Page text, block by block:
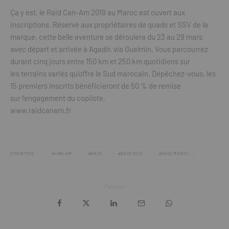
Ça y est, le Raid Can-Am 2019 au Maroc est ouvert aux
inscriptions. Réservé aux propriétaires de quads et SSV de la
marque, cette belle aventure se déroulera du 23 au 29 mars
avec départ et arrivée à Agadir, via Guelmin. Vous parcourrez
durant cinq jours entre 150 km et 250 km quotidiens sur
les terrains variés qu’offre le Sud marocain. Dépêchez-vous, les
15 premiers inscrits bénéficieront de 50 % de remise
sur l’engagement du copilote.
www.raidcanam.fr
ÉTIQUETTES CAN-AM RAID RAID 2019 RAID MAROC